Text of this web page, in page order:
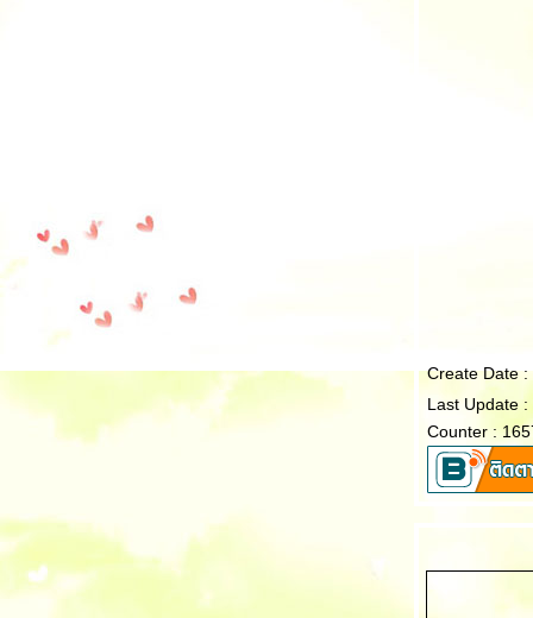
Create Date
Last Update
Counter :